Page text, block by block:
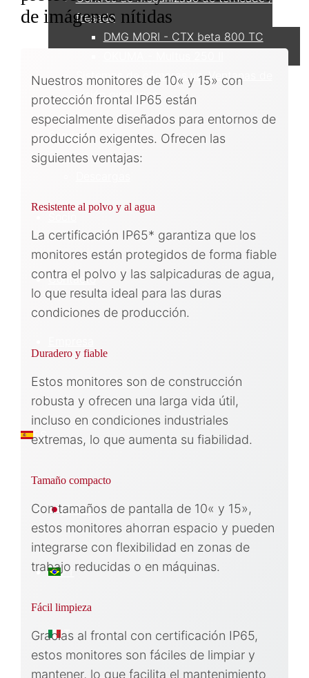
fresado
DMG MORI - CTX beta 800 TC
Sistemas de cámaras vs. Ventanas de
visión giratorias
Servicio
Contacto
Sobre Nosotros
ES
日本語
PT
IT
de imágenes nítidas
Nuestros monitores de 10« y 15» con
protección frontal IP65 están
especialmente diseñados para entornos de
producción exigentes. Ofrecen las
siguientes ventajas:
Resistente al polvo y al agua
La certificación IP65* garantiza que los
monitores están protegidos de forma fiable
contra el polvo y las salpicaduras de agua,
lo que resulta ideal para las duras
condiciones de producción.
Duradero y fiable
Estos monitores son de construcción
robusta y ofrecen una larga vida útil,
incluso en condiciones industriales
extremas, lo que aumenta su fiabilidad.
Tamaño compacto
Con tamaños de pantalla de 10« y 15»,
estos monitores ahorran espacio y pueden
integrarse con flexibilidad en zonas de
trabajo reducidas o en máquinas.
Fácil limpieza
Gracias al frontal con certificación IP65,
estos monitores son fáciles de limpiar y
mantener, lo que facilita el mantenimiento